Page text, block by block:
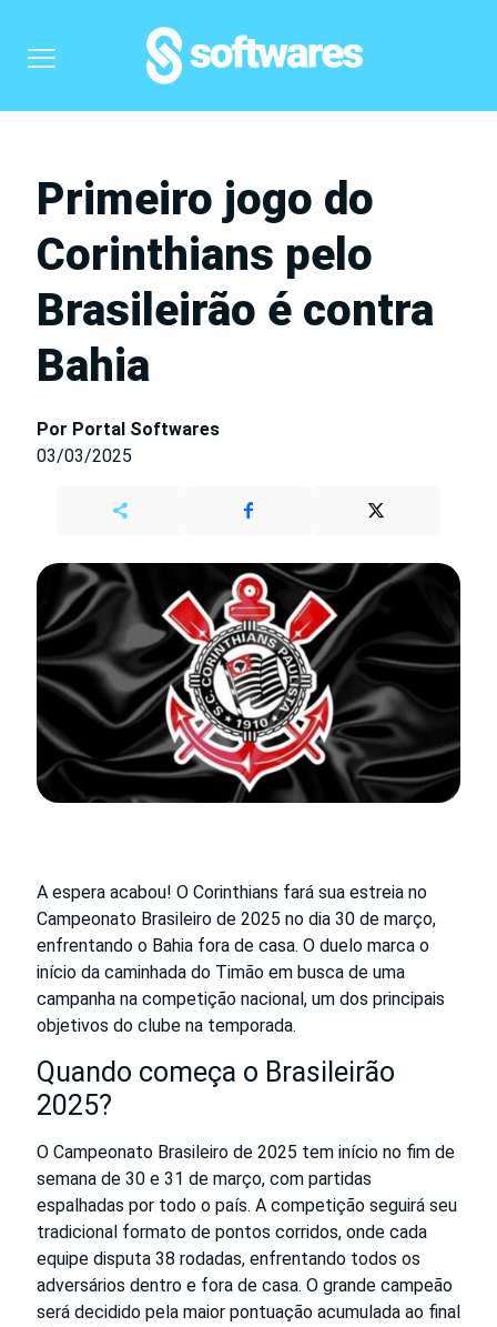
Primeiro jogo do
Corinthians pelo
Brasileirão é contra
Bahia
Por Portal Softwares
03/03/2025
A espera acabou! O Corinthians fará sua estreia no
Campeonato Brasileiro de 2025 no dia 30 de março,
enfrentando o Bahia fora de casa. O duelo marca o
início da caminhada do Timão em busca de uma
campanha na competição nacional, um dos principais
objetivos do clube na temporada.
Quando começa o Brasileirão
2025?
O Campeonato Brasileiro de 2025 tem início no fim de
semana de 30 e 31 de março, com partidas
espalhadas por todo o país. A competição seguirá seu
tradicional formato de pontos corridos, onde cada
equipe disputa 38 rodadas, enfrentando todos os
adversários dentro e fora de casa. O grande campeão
será decidido pela maior pontuação acumulada ao final